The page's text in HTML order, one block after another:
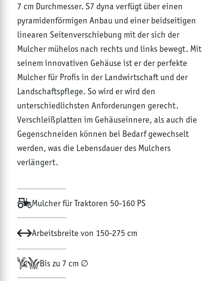
7 cm Durchmesser. S7 dyna verfügt über einen
pyramidenförmigen Anbau und einer beidseitigen
linearen Seitenverschiebung mit der sich der
Mulcher mühelos nach rechts und links bewegt. Mit
seinem innovativen Gehäuse ist er der perfekte
Mulcher für Profis in der Landwirtschaft und der
Landschaftspflege. So wird er wird den
unterschiedlichsten Anforderungen gerecht.
Verschleißplatten im Gehäuseinnere, als auch die
Gegenschneiden können bei Bedarf gewechselt
werden, was die Lebensdauer des Mulchers
verlängert.
Mulcher für Traktoren 50-160 PS
Arbeitsbreite von 150-275 cm
Bis zu 7 cm ∅